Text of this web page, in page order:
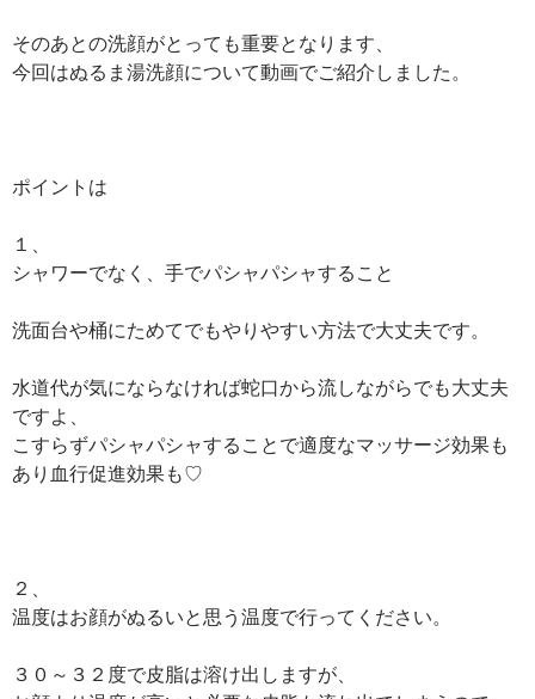
そのあとの洗顔がとっても重要となります、
今回はぬるま湯洗顔について動画でご紹介しました。
ポイントは
１、
シャワーでなく、手でパシャパシャすること
洗面台や桶にためてでもやりやすい方法で大丈夫です。
水道代が気にならなければ蛇口から流しながらでも大丈夫
ですよ、
こすらずパシャパシャすることで適度なマッサージ効果も
あり血行促進効果も♡
２、
温度はお顔がぬるいと思う温度で行ってください。
３０～３２度で皮脂は溶け出しますが、